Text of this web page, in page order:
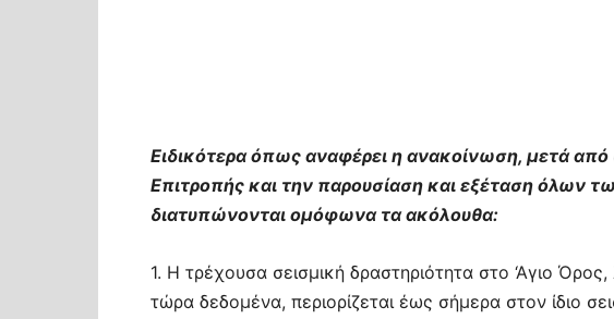
Ειδικότερα όπως αναφέρει η ανακοίνωση, μετά
Επιτροπής και την παρουσίαση και εξέταση όλων
διατυπώνονται ομόφωνα τα ακόλουθα:
1. Η τρέχουσα σεισμική δραστηριότητα στο ‘Αγιο
τώρα δεδομένα, περιορίζεται έως σήμερα στον ίδιο